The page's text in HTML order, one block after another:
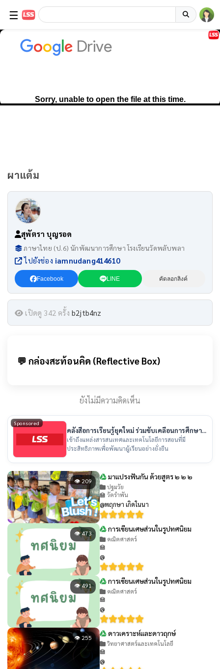
☰
ผาแต้ม
สุพัตรา บุญรอด
ภาษาไทย (ป.6) นักพัฒนาการศึกษา โรงเรียนวัดพลับพลา
ไปยังช่อง iamnudang414610
Facebook LINE คัดลอกลิงค์
เปิดดู 342 ครั้ง b2jtb4nz
💬 กล่องสะท้อนคิด (Reflective Box)
ยังไม่มีความคิดเห็น
Sponsored
คลังสื่อการเรียนรู้ยุคใหม่ ร่วมขับเคลื่อนการศึกษา
ไทย
เข้าถึงแหล่งสารสนเทศและเทคโนโลยีการสอนที่มี
ประสิทธิภาพเพื่อพัฒนาผู้เรียนอย่างยั่งยืน
👁 209 มาแปรงฟันกัน ด้วยสูตร ๒ ๒ ๒
ปฐมวัย
🏫 วัดรำพัน
@พฤกษา เกิดในนา
👁 473 การเขียนเศษส่วนในรูปทศนิยม
คณิตศาสตร์
🏫
@
👁 491 การเขียนเศษส่วนในรูปทศนิยม
คณิตศาสตร์
🏫
@
👁 255 ดาวเคราะห์และดาวฤกษ์
วิทยาศาสตร์และเทคโนโลยี
🏫
@